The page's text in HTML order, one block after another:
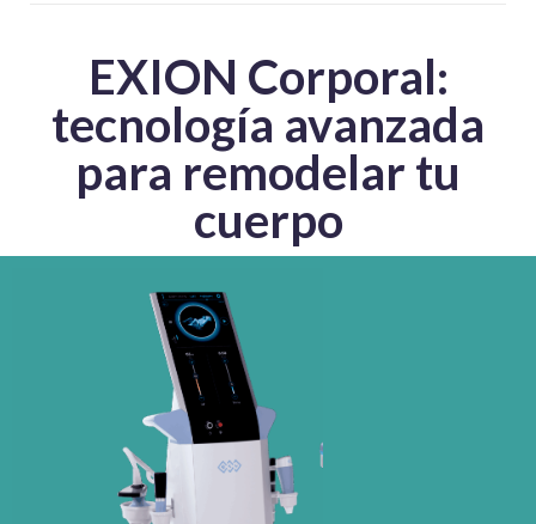
EXION Corporal:
tecnología avanzada
para remodelar tu
cuerpo